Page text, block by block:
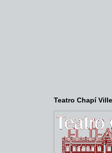
Teatro Chapí